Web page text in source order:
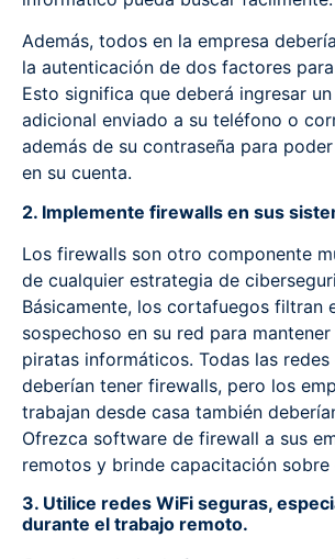
Además, todos en la empresa
la autenticación de dos factores
Esto significa que deberá ingresar
adicional enviado a su teléfono o
además de su contraseña para
en su cuenta.
2. Implemente firewalls en sus
Los firewalls son otro componente
de cualquier estrategia de
Básicamente, los cortafuegos filtran
sospechoso en su red para
piratas informáticos. Todas las
deberían tener firewalls, pero los
trabajan desde casa también
Ofrezca software de firewall a sus
remotos y brinde capacitación sobre
3. Utilice redes WiFi seguras,
durante el trabajo remoto.